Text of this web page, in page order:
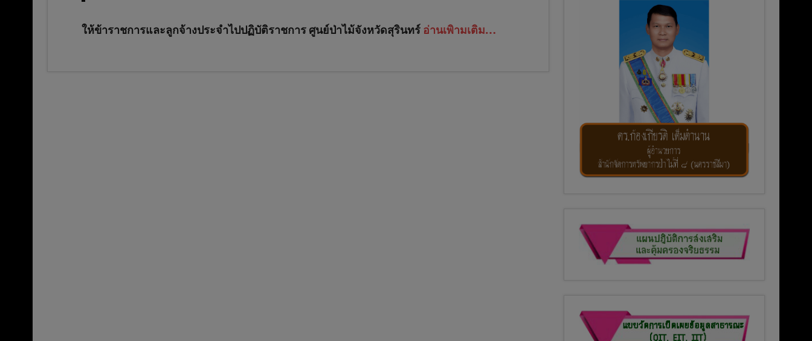
ให้ข้าราชการและลูกจ้างประจำไปปฏิบัติราชการ ศูนย์ป่าไม้จังหวัดสุรินทร์ อ่านเพิามเติม…